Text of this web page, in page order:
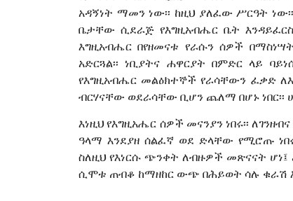
አዳኝነት ማመን ነው፡፡ ከዚህ ያለፈው ሥርዓት
ቤታቸው ሲደራጅ የእግዚአብሔር ቤት እንዳይፈርስ
እግዚአብሔር በየዘመናቱ የራሱን ሰዎች
አድርጓል፡፡ ነቢያትና ሐዋርያት በምድር ላይ
የእግዚአብሔር መልዕክተኞች የራሳቸውን ፈቃድ
ብርሃናቸው ወደራሳቸው ቢሆን ጨለማ በሆኑ ነበር፡፡
እነዚህ የእግዚአሔር ሰዎች መናንያን ነበሩ፡፡
ዓላማ እንደያዘ ሰልፈኛ ወደ ድላቸው የሚሮጡ
ስለዚህ የእነርሱ ጭንቀት ለብዙዎች መጽናናት
ሲሞቱ ጠብቆ ከማዘከር ውጭ በሕይወት ሳሉ ቁራሽ